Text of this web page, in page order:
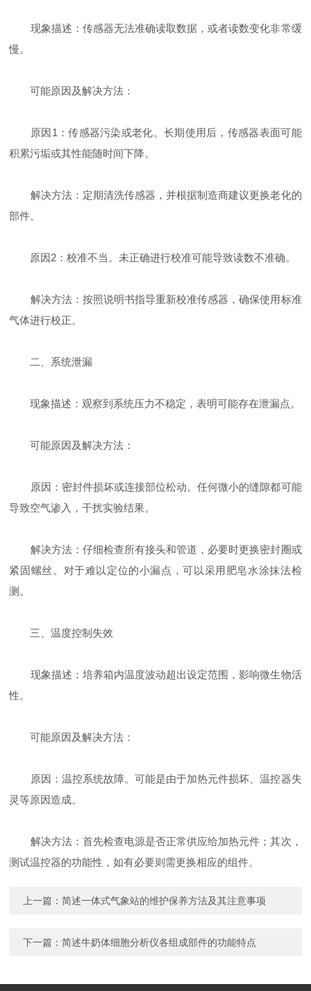
现象描述：传感器无法准确读取数据，或者读数变化非常缓
慢。
可能原因及解决方法：
原因1：传感器污染或老化。长期使用后，传感器表面可能
积累污垢或其性能随时间下降。
解决方法：定期清洗传感器，并根据制造商建议更换老化的
部件。
原因2：校准不当。未正确进行校准可能导致读数不准确。
解决方法：按照说明书指导重新校准传感器，确保使用标准
气体进行校正。
二、系统泄漏
现象描述：观察到系统压力不稳定，表明可能存在泄漏点。
可能原因及解决方法：
原因：密封件损坏或连接部位松动。任何微小的缝隙都可能
导致空气渗入，干扰实验结果。
解决方法：仔细检查所有接头和管道，必要时更换密封圈或
紧固螺丝。对于难以定位的小漏点，可以采用肥皂水涂抹法检
测。
三、温度控制失效
现象描述：培养箱内温度波动超出设定范围，影响微生物活
性。
可能原因及解决方法：
原因：温控系统故障。可能是由于加热元件损坏、温控器失
灵等原因造成。
解决方法：首先检查电源是否正常供应给加热元件；其次，
测试温控器的功能性，如有必要则需更换相应的组件。
上一篇：简述一体式气象站的维护保养方法及其注意事项
下一篇：简述牛奶体细胞分析仪各组成部件的功能特点